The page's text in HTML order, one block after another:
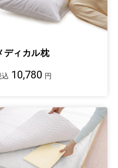
ディカル枕
込 10,780 円